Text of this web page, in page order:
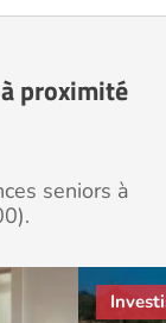
proximité
seniors à